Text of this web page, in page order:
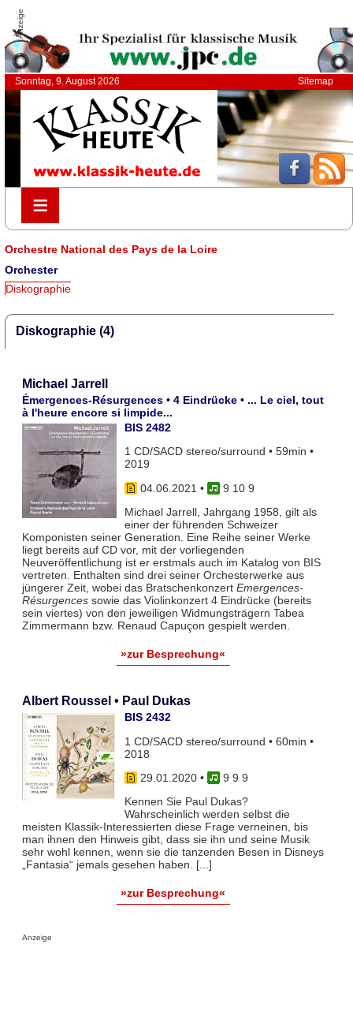
Anzeige
Sonntag, 9. August 2026 Sitemap
≡
≡
Orchestre National des Pays de la Loire
Orchester
Diskographie
Diskographie (4)
Michael Jarrell
Émergences-Résurgences • 4 Eindrücke • ... Le ciel, tout
à l'heure encore si limpide...
BIS 2482
1 CD/SACD stereo/surround • 59min •
2019
04.06.2021 •
9 10 9
Michael Jarrell, Jahrgang 1958, gilt als
einer der führenden Schweizer
Komponisten seiner Generation. Eine Reihe seiner Werke
liegt bereits auf CD vor, mit der vorliegenden
Neuveröffentlichung ist er erstmals auch im Katalog von BIS
vertreten. Enthalten sind drei seiner Orchesterwerke aus
jüngerer Zeit, wobei das Bratschenkonzert Emergences-
Résurgencessowie das Violinkonzert 4 Eindrücke (bereits
sein viertes) von den jeweiligen Widmungsträgern Tabea
Zimmermann bzw. Renaud Capuçon gespielt werden.
»zur Besprechung«
Albert Roussel • Paul Dukas
BIS 2432
1 CD/SACD stereo/surround • 60min •
2018
29.01.2020•
9 9 9
Kennen Sie Paul Dukas?
Wahrscheinlich werden selbst die
meisten Klassik-Interessierten diese Frage verneinen, bis
man ihnen den Hinweis gibt, dass sie ihn und seine Musik
sehr wohl kennen, wenn sie die tanzenden Besen in Disneys
„Fantasia“ jemals gesehen haben. [...]
»zur Besprechung«
Anzeige